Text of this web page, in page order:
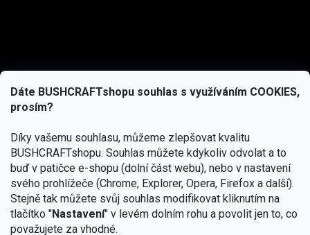
Dáte BUSHCRAFTshopu souhlas s využíváním COOKIES,
prosím?
Díky vašemu souhlasu, můžeme zlepšovat kvalitu
BUSHCRAFTshopu. Souhlas můžete kdykoliv odvolat a to
buď v patičce e-shopu (dolní část webu), nebo v nastavení
svého prohlížeče (Chrome, Explorer, Opera, Firefox a další).
Stejně tak můžete svůj souhlas modifikovat kliknutím na
tlačítko "Nastavení" v levém dolním rohu a povolit jen to, co
považujete za vhodné.